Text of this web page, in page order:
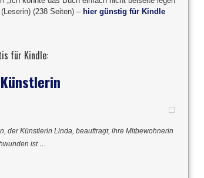
(238 Seiten) – hier günstig für Kindle
für Kindle:
der Künstlerin Linda, beauftragt, ihre Mitbewohnerin
ist …